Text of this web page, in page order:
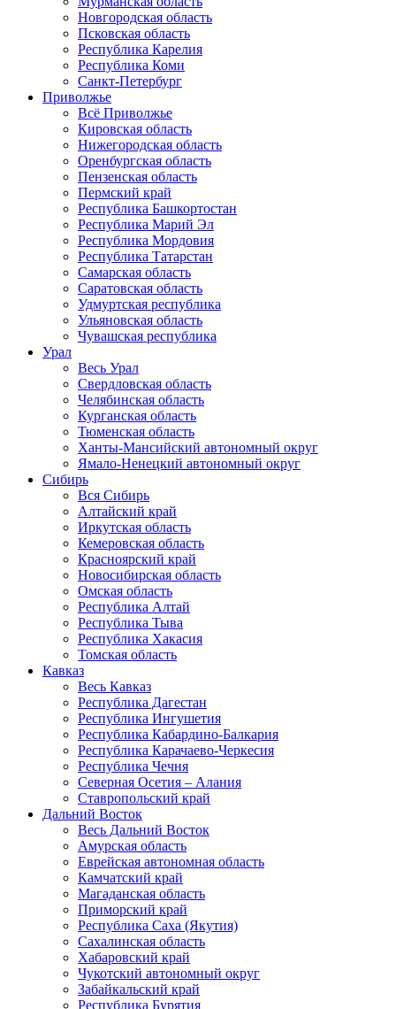
Новгородская область
Псковская область
Республика Карелия
Республика Коми
Санкт-Петербург
Приволжье
Всё Приволжье
Кировская область
Нижегородская область
Оренбургская область
Пензенская область
Пермский край
Республика Башкортостан
Республика Марий Эл
Республика Мордовия
Республика Татарстан
Самарская область
Саратовская область
Удмуртская республика
Ульяновская область
Чувашская республика
Урал
Весь Урал
Свердловская область
Челябинская область
Курганская область
Тюменская область
Ханты-Мансийский автономный округ
Ямало-Ненецкий автономный округ
Сибирь
Вся Сибирь
Алтайский край
Иркутская область
Кемеровская область
Красноярский край
Новосибирская область
Омская область
Республика Алтай
Республика Тыва
Республика Хакасия
Томская область
Кавказ
Весь Кавказ
Республика Дагестан
Республика Ингушетия
Республика Кабардино-Балкария
Республика Карачаево-Черкесия
Республика Чечня
Северная Осетия – Алания
Ставропольский край
Дальний Восток
Весь Дальний Восток
Амурская область
Еврейская автономная область
Камчатский край
Магаданская область
Приморский край
Республика Саха (Якутия)
Сахалинская область
Хабаровский край
Чукотский автономный округ
Забайкальский край
Республика Бурятия